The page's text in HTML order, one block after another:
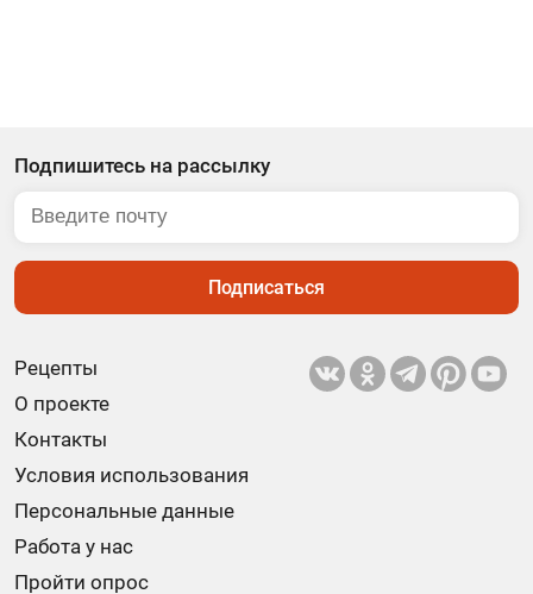
Рецепты
О проекте
Контакты
Условия использования
Персональные данные
Работа у нас
Пройти опрос
Подпишитесь на рассылку
Подписаться